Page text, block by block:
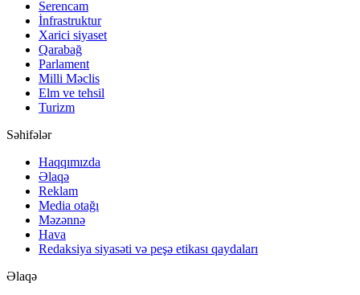
Serencam
İnfrastruktur
Xarici siyaset
Qarabağ
Parlament
Milli Məclis
Elm ve tehsil
Turizm
Səhifələr
Haqqımızda
Əlaqə
Reklam
Media otağı
Məzənnə
Hava
Redaksiya siyasəti və peşə etikası qaydaları
Əlaqə